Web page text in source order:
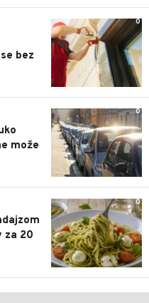
0
bez
0
može
0
za 20